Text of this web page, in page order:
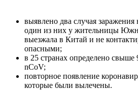
выявлено два случая
один из них у жительницы
выезжала в Китай и не
опасными;
в 25 странах определено свыше
nCoV;
повторное появление
которые были вылечены.